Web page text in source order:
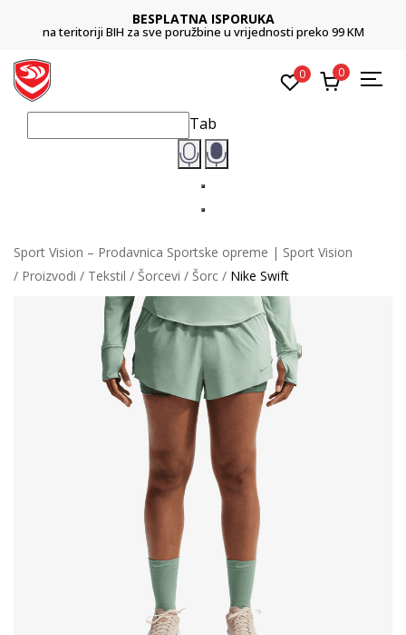
BESPLATNA ISPORUKA
na teritoriji BIH za sve poružbine u vrijednosti preko 99 KM
0 0
Tab
Sport Vision – Prodavnica Sportske opreme | Sport Vision
Proizvodi
Tekstil Šorcevi Šorc Nike Swift